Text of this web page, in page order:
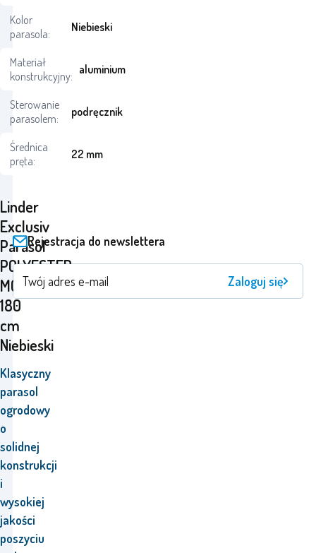
Linder
Exclusiv
Parasol
POLYESTER
MC180P
180
cm
Niebieski
Klasyczny
parasol
ogrodowy
o
solidnej
konstrukcji
i
wysokiej
jakości
poszyciu
Kolor
parasola:
Niebieski
Materiał
konstrukcyjny: aluminium
Sterowanie
parasolem:
podręcznik
Średnica
pręta:
22 mm
Rejestracja do newslettera
Zaloguj się